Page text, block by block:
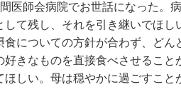
医師会病院でお世話になった。
て残し、それを引き継いでほ
についての方針が合わず、ど
きなものを直接食べさせるこ
しい。母は穏やかに過ごすこと